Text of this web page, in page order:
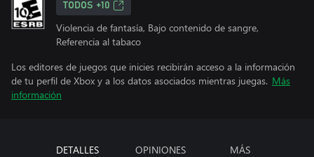
TODOS +10
Violencia de fantasía, Bajo contenido de sangre,
Referencia al tabaco
Los editores de juegos que inicies recibirán acceso a la información
de tu perfil de Xbox y a los datos asociados mientras juegas. Más
información
DETALLES OPINIONES MÁS